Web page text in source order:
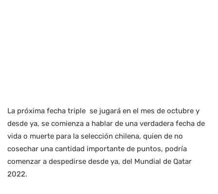
La próxima fecha triple se jugará en el mes de octubre y
desde ya, se comienza a hablar de una verdadera fecha de
vida o muerte para la selección chilena, quien de no
cosechar una cantidad importante de puntos, podría
comenzar a despedirse desde ya, del Mundial de Qatar
2022.